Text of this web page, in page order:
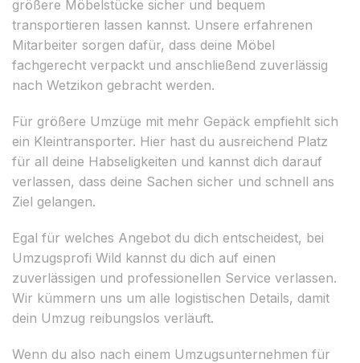
größere Möbelstücke sicher und bequem
transportieren lassen kannst. Unsere erfahrenen
Mitarbeiter sorgen dafür, dass deine Möbel
fachgerecht verpackt und anschließend zuverlässig
nach Wetzikon gebracht werden.
Für größere Umzüge mit mehr Gepäck empfiehlt sich
ein Kleintransporter. Hier hast du ausreichend Platz
für all deine Habseligkeiten und kannst dich darauf
verlassen, dass deine Sachen sicher und schnell ans
Ziel gelangen.
Egal für welches Angebot du dich entscheidest, bei
Umzugsprofi Wild kannst du dich auf einen
zuverlässigen und professionellen Service verlassen.
Wir kümmern uns um alle logistischen Details, damit
dein Umzug reibungslos verläuft.
Wenn du also nach einem Umzugsunternehmen für